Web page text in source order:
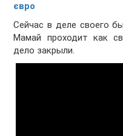
євро
Сейчас в деле своего
Мамай проходит как
дело закрыли.